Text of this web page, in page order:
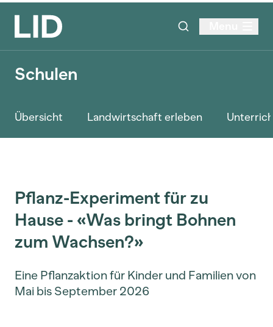
Schulen
Übersicht Landwirtschaft erleben
Pflanz-Experiment für zu
Hause - «Was bringt Bohnen
zum Wachsen?»
Eine Pflanzaktion für Kinder und Familien von
Mai bis September 2026